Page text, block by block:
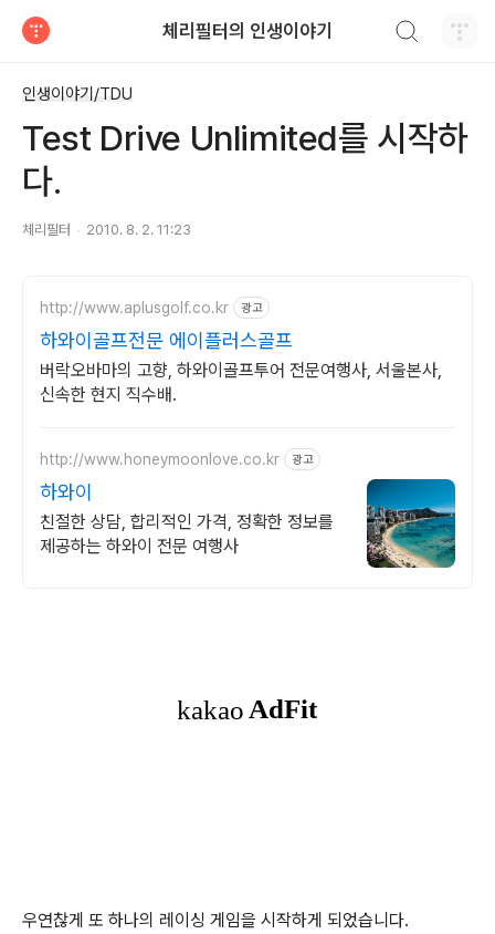
체리필터의 인생이야기
인생이야기/TDU
Test Drive Unlimited를 시작하
다.
체리필터 2010. 8. 2. 11:23
http://www.aplusgolf.co.kr 광고
하와이골프전문 에이플러스골프
버락오바마의 고향, 하와이골프투어 전문여행사, 서울본사,
신속한 현지 직수배.
http://www.honeymoonlove.co.kr 광고
하와이
친절한 상담, 합리적인 가격, 정확한 정보를
제공하는 하와이 전문 여행사
우연찮게 또 하나의 레이싱 게임을 시작하게 되었습니다.